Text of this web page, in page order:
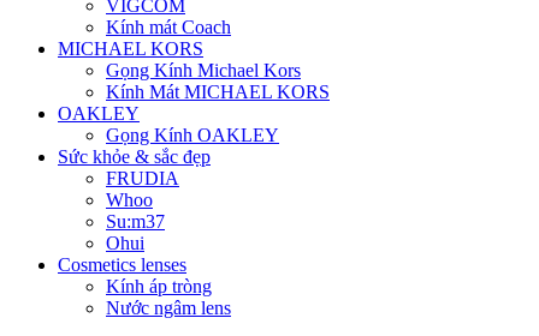
VIGCOM
Kính mát Coach
MICHAEL KORS
Gọng Kính Michael Kors
Kính Mát MICHAEL KORS
OAKLEY
Gọng Kính OAKLEY
Sức khỏe & sắc đẹp
FRUDIA
Whoo
Su:m37
Ohui
Cosmetics lenses
Kính áp tròng
Nước ngâm lens